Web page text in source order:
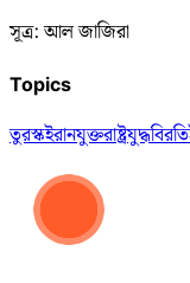
সূত্র: আল জাজিরা
Topics
তুরস্কইরানযুক্তরাষ্ট্রযুদ্ধবিরতি